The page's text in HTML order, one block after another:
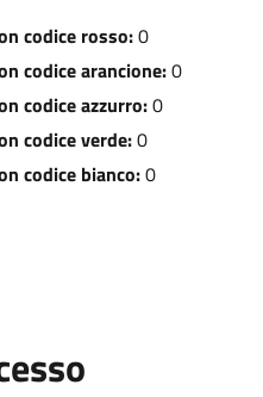
codice rosso:0
codice arancione:0
codice azzurro:0
codice verde:0
codice bianco:0